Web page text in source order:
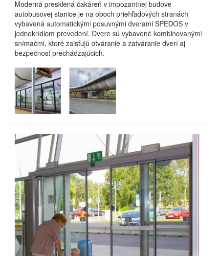
Moderná presklená čakáreň v impozantnej budove
autobusovej stanice je na oboch priehľadových stranách
vybavená automatickými posuvnými dverami SPEDOS v
jednokrídlom prevedení. Dvere sú vybavené kombinovanými
snímačmi, ktoré zaisťujú otváranie a zatváranie dverí aj
bezpečnosť prechádzajúcich.